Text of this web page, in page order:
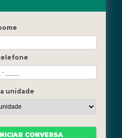
3619-5657
3850
das 7h às 21h
Rio de Janeiro
unidade
CONVERSA